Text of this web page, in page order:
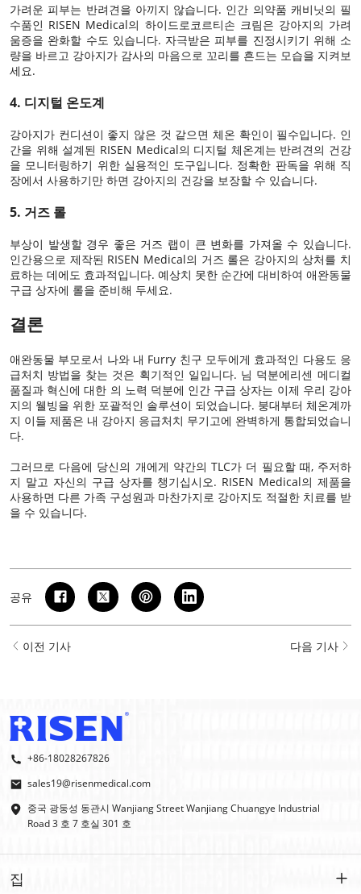
가려운 피부는 반려견을 아끼지 않습니다. 인간 의약품 캐비닛의 필
수품인 RISEN Medical의 하이드로코르티손 크림은 강아지의 가려
움증을 완화할 수도 있습니다. 자극받은 피부를 진정시키기 위해 소
량을 바르고 강아지가 감사의 마음으로 꼬리를 흔드는 모습을 지켜보
세요.
4. 디지털 온도계
강아지가 컨디션이 좋지 않은 것 같으면 체온 확인이 필수입니다. 인
간을 위해 설계된 RISEN Medical의 디지털 체온계는 반려견의 건강
을 모니터링하기 위한 실용적인 도구입니다. 정확한 판독을 위해 직
장에서 사용하기만 하면 강아지의 건강을 보장할 수 있습니다.
5. 거즈 롤
부상이 발생할 경우 좋은 거즈 랩이 큰 변화를 가져올 수 있습니다.
인간용으로 제작된 RISEN Medical의 거즈 롤은 강아지의 상처를 치
료하는 데에도 효과적입니다. 예상치 못한 순간에 대비하여 애완동물
구급 상자에 롤을 준비해 두세요.
결론
애완동물 부모로서 나와 내 Furry 친구 모두에게 효과적인 다용도 응
급처치 방법을 찾는 것은 획기적인 일입니다. 님 덕분에리센 메디컬
품질과 혁신에 대한 의 노력 덕분에 인간 구급 상자는 이제 우리 강아
지의 웰빙을 위한 포괄적인 솔루션이 되었습니다. 붕대부터 체온계까
지 이들 제품은 내 강아지 응급처치 무기고에 완벽하게 통합되었습니
다.
그러므로 다음에 당신의 개에게 약간의 TLC가 더 필요할 때, 주저하
지 말고 자신의 구급 상자를 챙기십시오. RISEN Medical의 제품을
사용하면 다른 가족 구성원과 마찬가지로 강아지도 적절한 치료를 받
을 수 있습니다.
공유
이전 기사 다음 기사
+86-18028267826
sales19@risenmedical.com
중국 광둥성 동관시 Wanjiang Street Wanjiang Chuangye Industrial
Road 3 호 7 호실 301 호
집